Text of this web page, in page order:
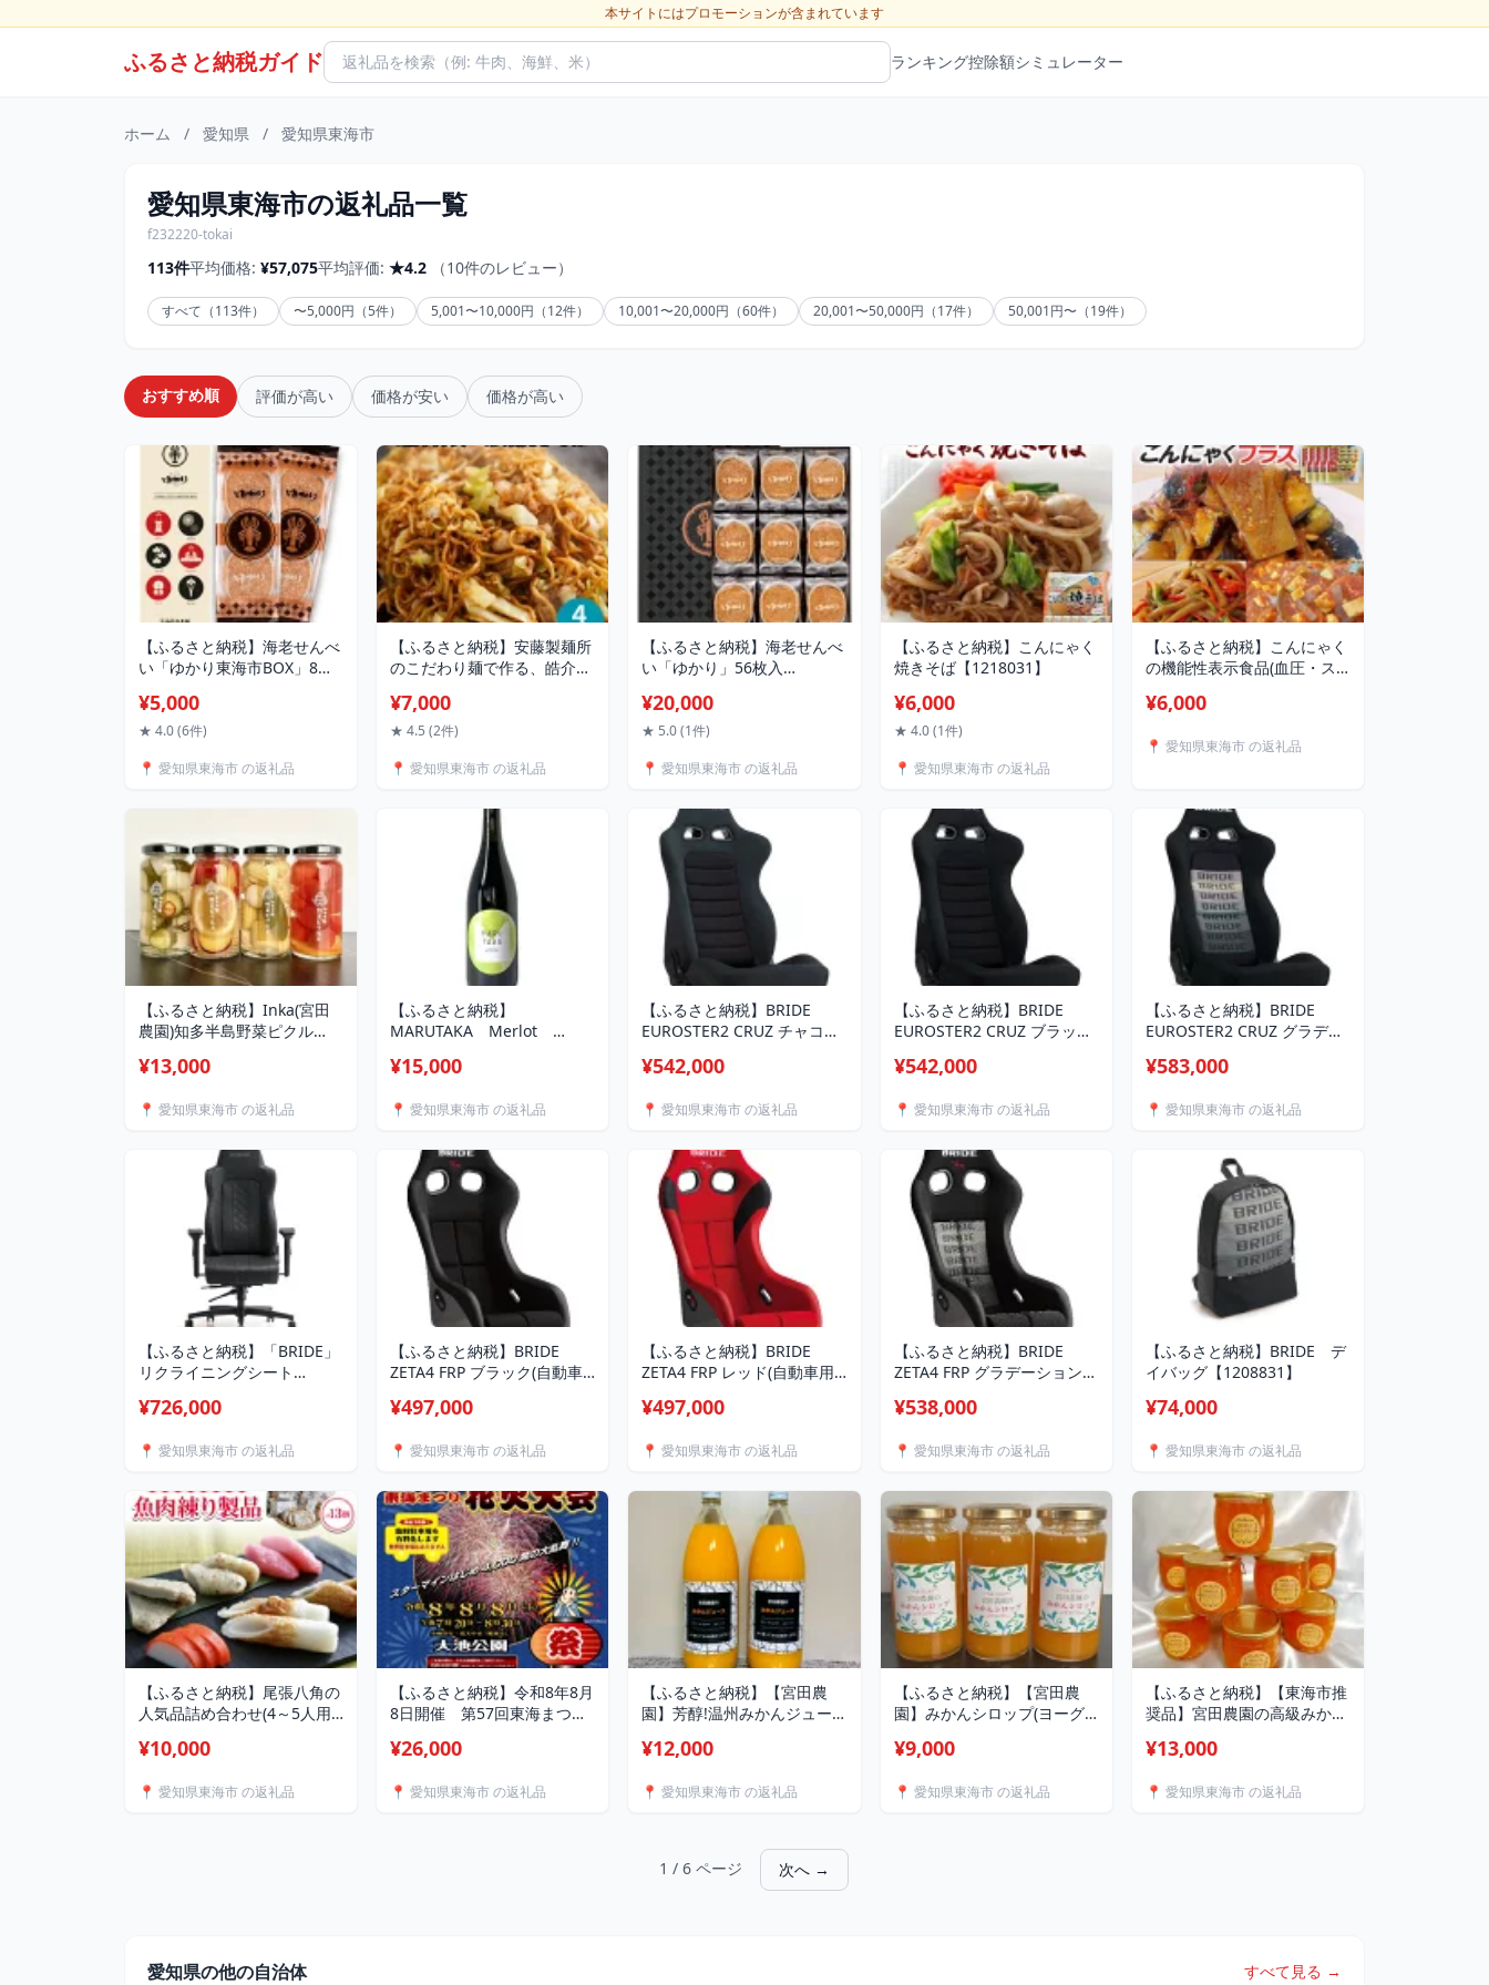
本サイトにはプロモーションが含まれています
ふるさと納税ガイド ランキング控除額シミュレーター
ホーム / 愛知県 / 愛知県東海市
愛知県東海市の返礼品一覧
f232220-tokai
113件平均価格: ¥57,075平均評価: ★4.2 （10件のレビュー）
すべて（113件） 〜5,000円（5件） 5,001〜10,000円（12件） 10,001〜20,000円（60件） 20,001〜50,000円（17件） 50,001円〜（19件）
おすすめ順 評価が高い 価格が安い 価格が高い
【ふるさと納税】海老せんべ
い「ゆかり東海市BOX」8枚
¥5,000
★ 4.0 (6件)
📍 愛知県東海市 の返礼品
【ふるさと納税】安藤製麺所
のこだわり麺で作る、皓介の
ベツ入り)お試し4食分 CAS冷
凍【配送不可地域：離島】
¥7,000
★ 4.5 (2件)
📍 愛知県東海市 の返礼品
【ふるさと納税】海老せんべ
い「ゆかり」56枚入
¥20,000
★ 5.0 (1件)
📍 愛知県東海市 の返礼品
【ふるさと納税】こんにゃく
焼きそば【1218031】
¥6,000
★ 4.0 (1件)
📍 愛知県東海市 の返礼品
【ふるさと納税】こんにゃく
の機能性表示食品(血圧・ス
¥6,000
📍 愛知県東海市 の返礼品
【ふるさと納税】Inka(宮田
農園)知多半島野菜ピクル
¥13,000
📍 愛知県東海市 の返礼品
【ふるさと納税】
MARUTAKA Merlot
島】【1711862】
¥15,000
📍 愛知県東海市 の返礼品
【ふるさと納税】BRIDE
EUROSTER2 CRUZ チャコー
ト)E54KSN【1249985】
¥542,000
📍 愛知県東海市 の返礼品
【ふるさと納税】BRIDE
EUROSTER2 CRUZ ブラック
ト)E54ASN【1249984】
¥542,000
📍 愛知県東海市 の返礼品
【ふるさと納税】BRIDE
EUROSTER2 CRUZ グラデー
ト)E54GSN【1249983】
¥583,000
📍 愛知県東海市 の返礼品
【ふるさと納税】「BRIDE」
リクライニングシート
ーPRO セット【1208830】
¥726,000
📍 愛知県東海市 の返礼品
【ふるさと納税】BRIDE
ZETA4 FRP ブラック(自動車
ト)HA1ASF【1249981】
¥497,000
📍 愛知県東海市 の返礼品
【ふるさと納税】BRIDE
ZETA4 FRP レッド(自動車用
ト)HA1BSF【1249982】
¥497,000
📍 愛知県東海市 の返礼品
【ふるさと納税】BRIDE
ZETA4 FRP グラデーションロ
ト)HA1GSF【1249980】
¥538,000
📍 愛知県東海市 の返礼品
【ふるさと納税】BRIDE デ
イバッグ【1208831】
¥74,000
📍 愛知県東海市 の返礼品
【ふるさと納税】尾張八角の
人気品詰め合わせ(4～5人用)
【1209854】
¥10,000
📍 愛知県東海市 の返礼品
【ふるさと納税】令和8年8月
8日開催 第57回東海まつり
ス席4名定員)】【1747265】
¥26,000
📍 愛知県東海市 の返礼品
【ふるさと納税】【宮田農
園】芳醇!温州みかんジュー
【1395107】
¥12,000
📍 愛知県東海市 の返礼品
【ふるさと納税】【宮田農
園】みかんシロップ(ヨーグ
【1297679】
¥9,000
📍 愛知県東海市 の返礼品
【ふるさと納税】【東海市推
奨品】宮田農園の高級みかん
¥13,000
📍 愛知県東海市 の返礼品
1 / 6 ページ 次へ →
愛知県の他の自治体 すべて見る →